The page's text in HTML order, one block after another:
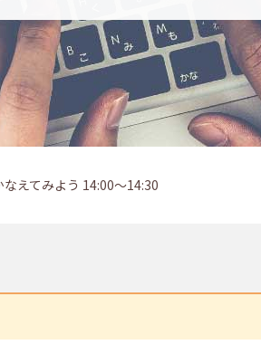
えてみよう 14:00～14:30